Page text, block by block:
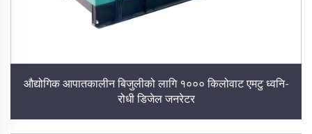
औद्योगिक आपातकालीन बिजुलीको लागि १००० किलोवाट एमटु ध्वनि-
रोधी डिजेल जनरेटर